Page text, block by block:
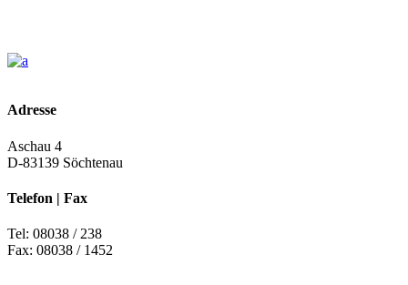
Adresse
Aschau 4
D-83139 Söchtenau
Telefon | Fax
Tel: 08038 / 238
Fax: 08038 / 1452